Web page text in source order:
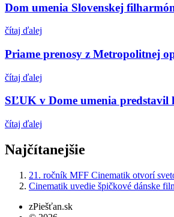
Dom umenia Slovenskej
čítaj ďalej
Priame prenosy z Metropolitnej
čítaj ďalej
SĽUK v Dome umenia
čítaj ďalej
Najčítanejšie
21. ročník MFF Cinematik otvorí
Cinematik uvedie špičkové dánske
zPiešťan.sk